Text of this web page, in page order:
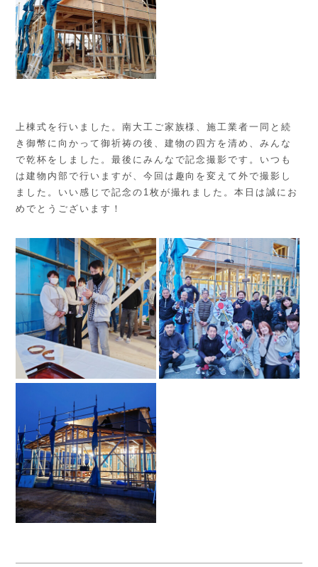
上棟式を行いました。南大工ご家族様、施工業者一同と続
き御幣に向かって御祈祷の後、建物の四方を清め、みんな
で乾杯をしました。最後にみんなで記念撮影です。いつも
は建物内部で行いますが、今回は趣向を変えて外で撮影し
ました。いい感じで記念の1枚が撮れました。本日は誠にお
めでとうございます！